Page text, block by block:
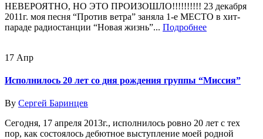
НЕВЕРОЯТНО, НО ЭТО ПРОИЗОШЛО!!!!!!!!!! 23 декабря
2011г. моя песня “Против ветра” заняла 1-е МЕСТО в хит-
параде радиостанции “Новая жизнь”... Подробнее
17 Апр
Исполнилось 20 лет со дня рождения группы “Миссия”
By Сергей Баринцев
Сегодня, 17 апреля 2013г., исполнилось ровно 20 лет с тех
пор, как состоялось дебютное выступление моей родной